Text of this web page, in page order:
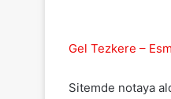
Gel Tezkere –
Sitemde notaya